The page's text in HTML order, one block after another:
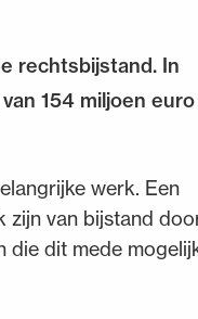
rechtsbijstand. In
154 miljoen euro
werk. Een
zijn van bijstand
die dit mede